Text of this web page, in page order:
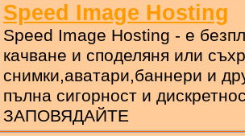
Speed Image Hosting
Speed Image Hosting - е
качване и споделяня или
снимки,аватари,баннери и
пълна сигорност и
ЗАПОВЯДАЙТЕ